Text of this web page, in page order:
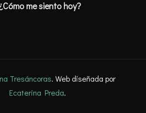
me siento hoy?
Tresáncoras. Web diseñada por
Ecaterina Preda.